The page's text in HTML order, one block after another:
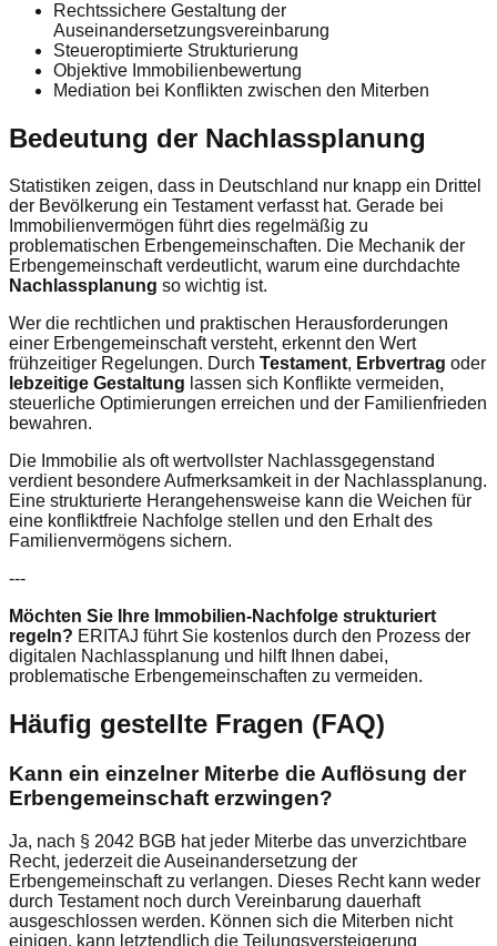
Rechtssichere Gestaltung der
Auseinandersetzungsvereinbarung
Steueroptimierte Strukturierung
Objektive Immobilienbewertung
Mediation bei Konflikten zwischen den Miterben
Bedeutung der Nachlassplanung
Statistiken zeigen, dass in Deutschland nur knapp ein Drittel
der Bevölkerung ein Testament verfasst hat. Gerade bei
Immobilienvermögen führt dies regelmäßig zu
problematischen Erbengemeinschaften. Die Mechanik der
Erbengemeinschaft verdeutlicht, warum eine durchdachte
Nachlassplanung so wichtig ist.
Wer die rechtlichen und praktischen Herausforderungen
einer Erbengemeinschaft versteht, erkennt den Wert
frühzeitiger Regelungen. Durch Testament, Erbvertrag oder
lebzeitige Gestaltung lassen sich Konflikte vermeiden,
steuerliche Optimierungen erreichen und der Familienfrieden
bewahren.
Die Immobilie als oft wertvollster Nachlassgegenstand
verdient besondere Aufmerksamkeit in der Nachlassplanung.
Eine strukturierte Herangehensweise kann die Weichen für
eine konfliktfreie Nachfolge stellen und den Erhalt des
Familienvermögens sichern.
---
Möchten Sie Ihre Immobilien-Nachfolge strukturiert
regeln? ERITAJ führt Sie kostenlos durch den Prozess der
digitalen Nachlassplanung und hilft Ihnen dabei,
problematische Erbengemeinschaften zu vermeiden.
Häufig gestellte Fragen (FAQ)
Kann ein einzelner Miterbe die Auflösung der
Erbengemeinschaft erzwingen?
Ja, nach § 2042 BGB hat jeder Miterbe das unverzichtbare
Recht, jederzeit die Auseinandersetzung der
Erbengemeinschaft zu verlangen. Dieses Recht kann weder
durch Testament noch durch Vereinbarung dauerhaft
ausgeschlossen werden. Können sich die Miterben nicht
einigen, kann letztendlich die Teilungsversteigerung